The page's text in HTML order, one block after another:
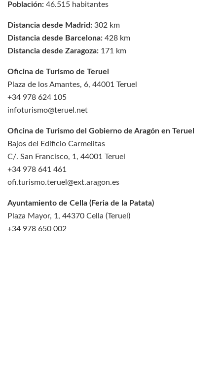
Población: 46.515 habitantes
Distancia desde Madrid: 302 km
Distancia desde Barcelona: 428 km
Distancia desde Zaragoza: 171 km
Oficina de Turismo de Teruel
Plaza de los Amantes, 6, 44001 Teruel
+34 978 624 105
infoturismo@teruel.net
Oficina de Turismo del Gobierno de Aragón en Teruel
Bajos del Edificio Carmelitas
C/. San Francisco, 1, 44001 Teruel
+34 978 641 461
ofi.turismo.teruel@ext.aragon.es
Ayuntamiento de Cella (Feria de la Patata)
Plaza Mayor, 1, 44370 Cella (Teruel)
+34 978 650 002